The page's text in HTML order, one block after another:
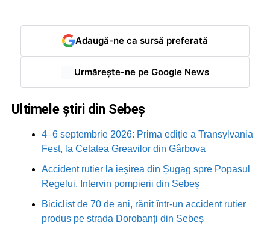
Adaugă-ne ca sursă preferată
Urmărește-ne pe Google News
Ultimele știri din Sebeș
4–6 septembrie 2026: Prima ediție a Transylvania
Fest, la Cetatea Greavilor din Gârbova
Accident rutier la ieșirea din Șugag spre Popasul
Regelui. Intervin pompierii din Sebeș
Biciclist de 70 de ani, rănit într-un accident rutier
produs pe strada Dorobanți din Sebeș